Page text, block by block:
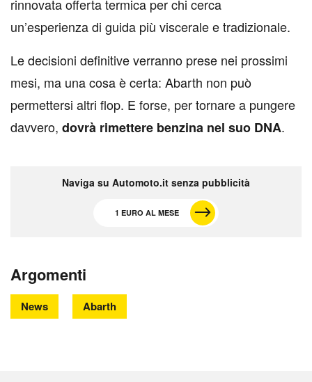
rinnovata offerta termica per chi cerca
un’esperienza di guida più viscerale e tradizionale.
Le decisioni definitive verranno prese nei prossimi
mesi, ma una cosa è certa: Abarth non può
permettersi altri flop. E forse, per tornare a pungere
davvero, dovrà rimettere benzina nel suo DNA.
Naviga su Automoto.it senza pubblicità
1 EURO AL MESE
Argomenti
News Abarth